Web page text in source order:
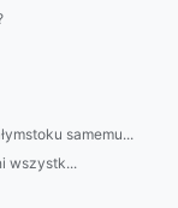
samemu...
wszystk...